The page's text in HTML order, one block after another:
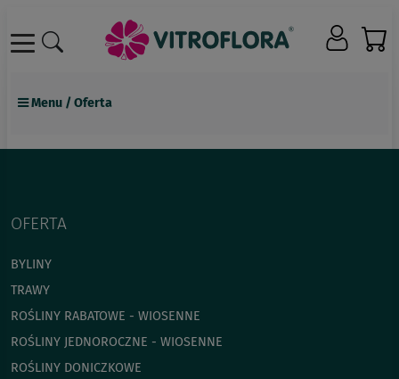
Menu / Oferta
Byliny i Trawy
Rośliny jednoroczne - wiosenne
Chryzantemy
Poinsecje
OFERTA
BYLINY
TRAWY
ROŚLINY RABATOWE - WIOSENNE
ROŚLINY JEDNOROCZNE - WIOSENNE
ROŚLINY DONICZKOWE